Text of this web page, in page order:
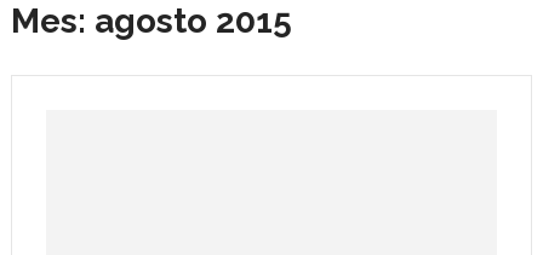
Mes: agosto 2015